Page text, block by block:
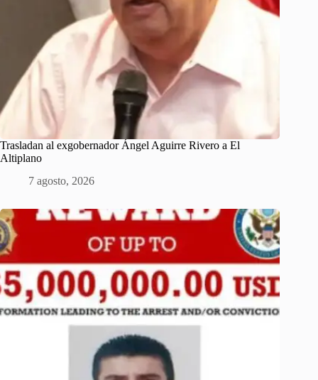
Trasladan al exgobernador Ángel Aguirre Rivero a El
Altiplano
7 agosto, 2026